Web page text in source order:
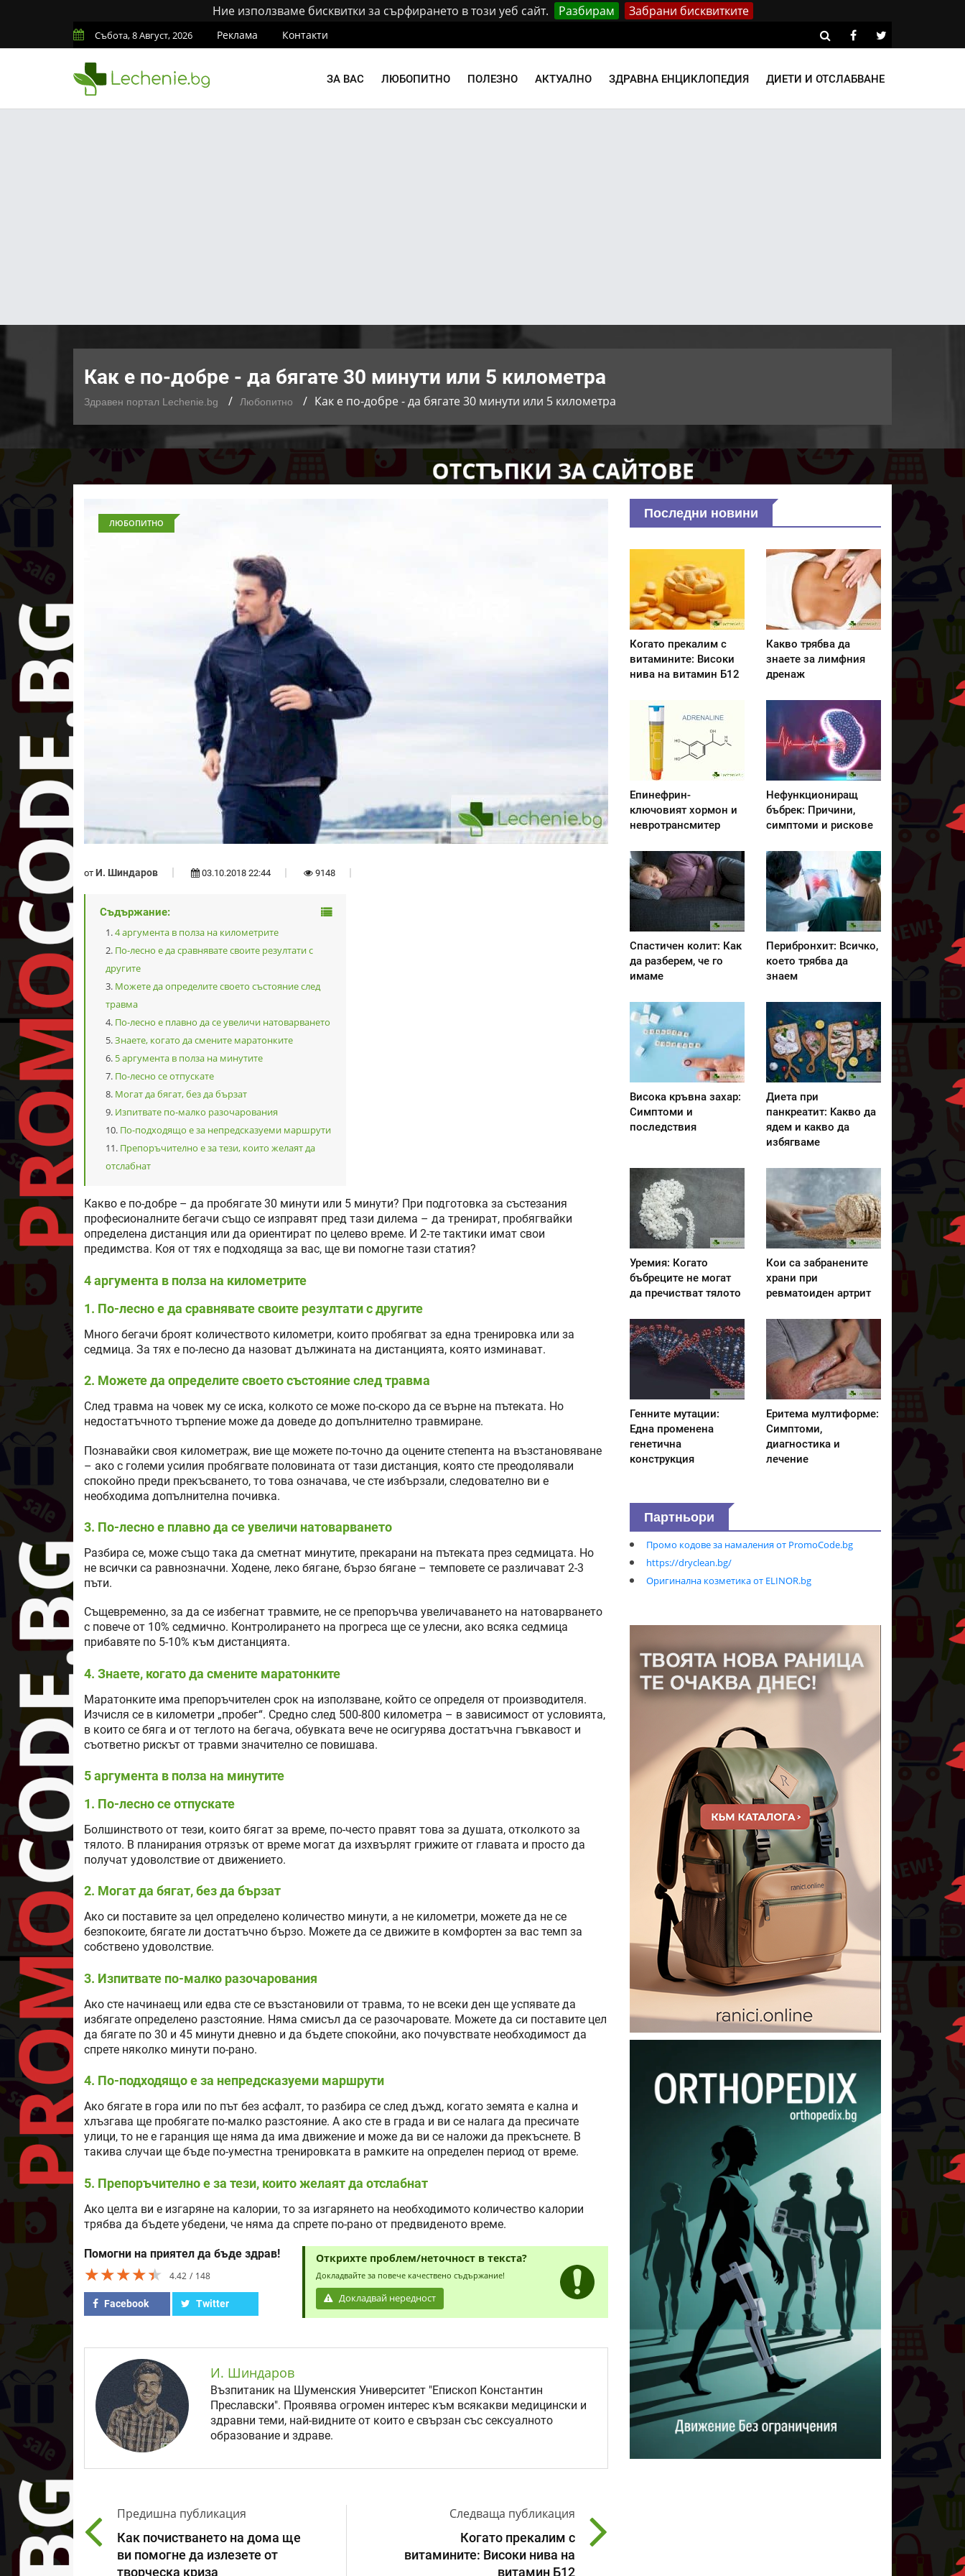
Ние използваме бисквитки за сърфирането в този уеб сайт. Разбирам Забрани бисквитките
Събота, 8 Август, 2026 Реклама Контакти
ЗА ВАС ЛЮБОПИТНО ПОЛЕЗНО АКТУАЛНО ЗДРАВНА ЕНЦИКЛОПЕДИЯ ДИЕТИ И ОТСЛАБВАНЕ
Как е по-добре - да бягате 30 минути или 5 километра
Здравен портал Lechenie.bg Любопитно Как е по-добре - да бягате 30 минути или 5 километра
ЛЮБОПИТНО
от И. Шиндаров 03.10.2018 22:44 9148
Съдържание:
4 аргумента в полза на километрите
По-лесно е да сравнявате своите резултати с
другите
Можете да определите своето състояние след
травма
По-лесно е плавно да се увеличи натоварването
Знаете, когато да смените маратонките
5 аргумента в полза на минутите
По-лесно се отпускате
Могат да бягат, без да бързат
Изпитвате по-малко разочарования
По-подходящо е за непредсказуеми маршрути
Препоръчително е за тези, които желаят да
отслабнат
Какво е по-добре – да пробягате 30 минути или 5 минути? При подготовка за състезания
професионалните бегачи също се изправят пред тази дилема – да тренират, пробягвайки
определена дистанция или да ориентират по целево време. И 2-те тактики имат свои
предимства. Коя от тях е подходяща за вас, ще ви помогне тази статия?
4 аргумента в полза на километрите
1. По-лесно е да сравнявате своите резултати с другите
Много бегачи броят количеството километри, които пробягват за една тренировка или за
седмица. За тях е по-лесно да назоват дължината на дистанцията, която изминават.
2. Можете да определите своето състояние след травма
След травма на човек му се иска, колкото се може по-скоро да се върне на пътеката. Но
недостатъчното търпение може да доведе до допълнително травмиране.
Познавайки своя километраж, вие ще можете по-точно да оцените степента на възстановяване
– ако с големи усилия пробягвате половината от тази дистанция, която сте преодолявали
спокойно преди прекъсването, то това означава, че сте избързали, следователно ви е
необходима допълнителна почивка.
3. По-лесно е плавно да се увеличи натоварването
Разбира се, може също така да сметнат минутите, прекарани на пътеката през седмицата. Но
не всички са равнозначни. Ходене, леко бягане, бързо бягане – темповете се различават 2-3
пъти.
Същевременно, за да се избегнат травмите, не се препоръчва увеличаването на натоварването
с повече от 10% седмично. Контролирането на прогреса ще се улесни, ако всяка седмица
прибавяте по 5-10% към дистанцията.
4. Знаете, когато да смените маратонките
Маратонките има препоръчителен срок на използване, който се определя от производителя.
Изчисля се в километри „пробег“. Средно след 500-800 километра – в зависимост от условията,
в които се бяга и от теглото на бегача, обувката вече не осигурява достатъчна гъвкавост и
съответно рискът от травми значително се повишава.
5 аргумента в полза на минутите
1. По-лесно се отпускате
Болшинството от тези, които бягат за време, по-често правят това за душата, отколкото за
тялото. В планирания отрязък от време могат да изхвърлят грижите от главата и просто да
получат удоволствие от движението.
2. Могат да бягат, без да бързат
Ако си поставите за цел определено количество минути, а не километри, можете да не се
безпокоите, бягате ли достатъчно бързо. Можете да се движите в комфортен за вас темп за
собствено удоволствие.
3. Изпитвате по-малко разочарования
Ако сте начинаещ или едва сте се възстановили от травма, то не всеки ден ще успявате да
избягате определено разстояние. Няма смисъл да се разочаровате. Можете да си поставите цел
да бягате по 30 и 45 минути дневно и да бъдете спокойни, ако почувствате необходимост да
спрете няколко минути по-рано.
4. По-подходящо е за непредсказуеми маршрути
Ако бягате в гора или по път без асфалт, то разбира се след дъжд, когато земята е кална и
хлъзгава ще пробягате по-малко разстояние. А ако сте в града и ви се налага да пресичате
улици, то не е гаранция ще няма да има движение и може да ви се наложи да прекъснете. В
такива случаи ще бъде по-уместна тренировката в рамките на определен период от време.
5. Препоръчително е за тези, които желаят да отслабнат
Ако целта ви е изгаряне на калории, то за изгарянето на необходимото количество калории
трябва да бъдете убедени, че няма да спрете по-рано от предвиденото време.
Помогни на приятел да бъде здрав!
★★★★★
★★★★★
★★★★★ 4.42 148
Facebook Twitter
Открихте проблем/неточност в текста?
Докладвайте за повече качествено съдържание!
Докладвай нередност
И. Шиндаров
Възпитаник на Шуменския Университет "Епископ Константин
Преславски". Проявява огромен интерес към всякакви медицински и
здравни теми, най-видните от които е свързан със сексуалното
образование и здраве.
Предишна публикация
Как почистването на дома ще
ви помогне да излезете от
творческа криза
Следваща публикация
Когато прекалим с
витамините: Високи нива на
витамин Б12
Последни новини
Когато прекалим с
витамините: Високи
нива на витамин Б12
Какво трябва да
знаете за лимфния
дренаж
Епинефрин-
ключовият хормон и
невротрансмитер
Нефункциониращ
бъбрек: Причини,
симптоми и рискове
Спастичен колит: Как
да разберем, че го
имаме
Перибронхит: Всичко,
което трябва да
знаем
Висока кръвна захар:
Симптоми и
последствия
Диета при
панкреатит: Kакво да
ядем и какво да
избягваме
Уремия: Когато
бъбреците не могат
да пречистват тялото
Кои са забранените
храни при
ревматоиден артрит
Генните мутации:
Една променена
генетична
конструкция
Еритема мултиформе:
Симптоми,
диагностика и
лечение
Партньори
Промо кодове за намаления от PromoCode.bg
https://dryclean.bg/
Оригинална козметика от ELINOR.bg